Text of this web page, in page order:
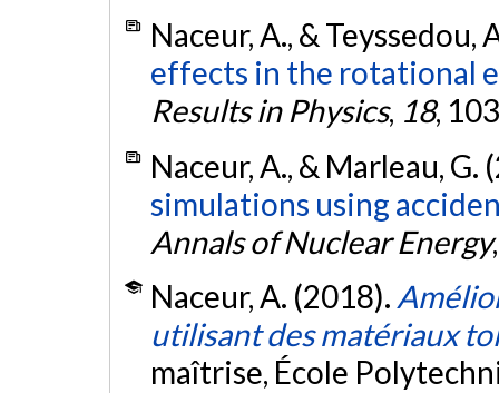
Naceur, A., & Teyssedou,
effects in the rotational
Results in Physics, 18,
Naceur, A., & Marleau, G.
simulations using
Annals of Nuclear Energy
Naceur, A. (2018).
utilisant des matériaux
maîtrise, École